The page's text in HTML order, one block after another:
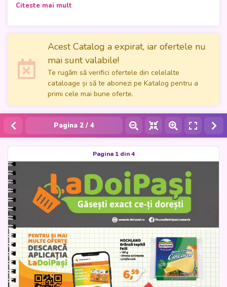
Descoperă cele mai atractive oferte din noul Catalog
produse la prețuri speciale pentru întreaga familie. De la
haine și încălțăminte la accesorii și produse pentru casă,
LaDoiPași are totul pentru a satisface nevoile tale de
cumpărături. Cu ajutorul acestui catalog, poți să îți
actualizezi garderoba, să decorezi casa sau să găsești
cadouri minunate pentru cei dragi. Ia-ți timp să răsfoiești
catalogul online și profită de aceste oportunități de
economisire. Apoi, vino în magazin și bucură-te de produsele
Citeste mai mult
Acest Catalog a expirat, iar ofertele nu
mai sunt valabile!
Te rugăm să verifici ofertele din celelalte
cataloage și să te abonezi pe Katalog pentru a
primi cele mai bune oferte.
Pagina 2 / 4
Pagina 1 din 4